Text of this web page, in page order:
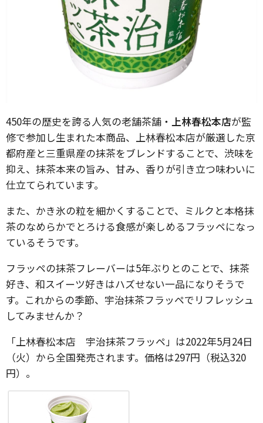
450年の歴史を誇る人気の老舗茶舗・ 上林春松本店が監
修で参加し生まれた本商品、上林春松本店が厳選した京
都府産と三重県産の抹茶をブレンドすることで、渋味を
抑え、抹茶本来の旨み、甘み、香りが引き立つ味わいに
仕立てられています。
また、かき氷の粒を細かくすることで、ミルクと本格抹
茶のなめらかでとろける食感が楽しめるフラッペになっ
ているそうです。
フラッペの抹茶フレーバーは5年ぶりとのことで、抹茶
好き、和スイーツ好きはハズせない一品になりそうで
す。これからの季節、宇治抹茶フラッペでリフレッシュ
してみませんか？
「上林春松本店 宇治抹茶フラッペ」は2022年5月24日
（火）から全国発売されます。価格は297円（税込320
円）。